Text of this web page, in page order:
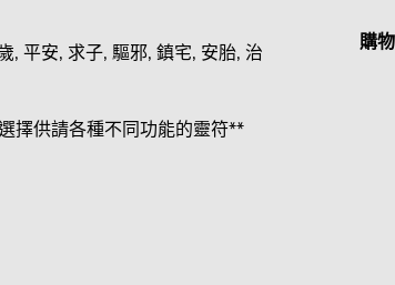
, 平安, 求子, 驅邪, 鎮宅, 安胎, 治
擇供請各種不同功能的靈符**
購